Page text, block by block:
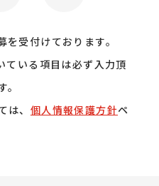
受付けております。
ている項目は必ず入力頂
、 個人情報保護方針ペ